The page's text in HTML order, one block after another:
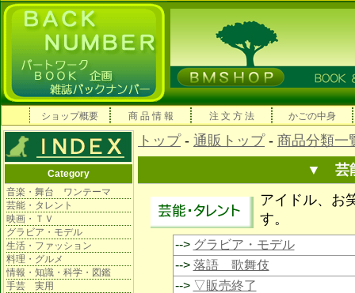
ショップ概要 商 品 情 報 注 文 方 法 かごの中身
Category
音楽・舞台 ワンテーマ
芸能・タレント
映画・ＴＶ
グラビア・モデル
生活・ファッション
料理・グルメ
情報・知識・科学・図鑑
手芸 実用
トップ- 通販トップ- 商品分類一
▼ 芸
アイドル、お
す。
--> グラビア・モデル
--> 落語 歌舞伎
--> ▽販売終了